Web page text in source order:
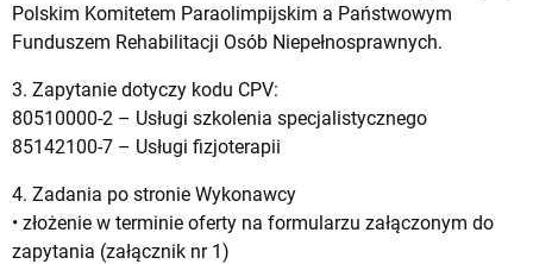
Polskim Komitetem Paraolimpijskim a Państwowym
Funduszem Rehabilitacji Osób Niepełnosprawnych.
3. Zapytanie dotyczy kodu CPV:
80510000-2 – Usługi szkolenia specjalistycznego
85142100-7 – Usługi fizjoterapii
4. Zadania po stronie Wykonawcy
• złożenie w terminie oferty na formularzu załączonym do
zapytania (załącznik nr 1)